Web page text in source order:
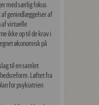
med særlig fokus
af genindlæggelser af
af virtuelle
ikke op til de krav i
økonomisk på
til en samlet
Løftet fra
for psykiatrien